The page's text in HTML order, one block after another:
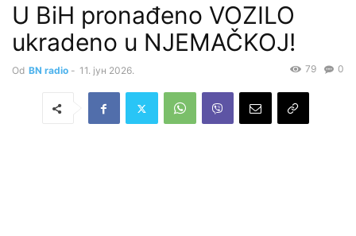
U BiH pronađeno VOZILO
ukradeno u NJEMAČKOJ!
Od BN radio - 11. јун 2026. 0
79